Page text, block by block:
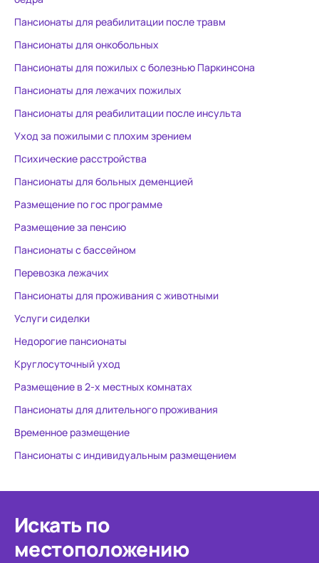
Пансионаты для реабилитации после травм
Пансионаты для онкобольных
Пансионаты для пожилых с болезнью Паркинсона
Пансионаты для лежачих пожилых
Пансионаты для реабилитации после инсульта
Уход за пожилыми с плохим зрением
Психические расстройства
Пансионаты для больных деменцией
Размещение по гос программе
Размещение за пенсию
Пансионаты с бассейном
Перевозка лежачих
Пансионаты для проживания с животными
Услуги сиделки
Недорогие пансионаты
Круглосуточный уход
Размещение в 2-х местных комнатах
Пансионаты для длительного проживания
Временное размещение
Пансионаты с индивидуальным размещением
Искать по
местоположению